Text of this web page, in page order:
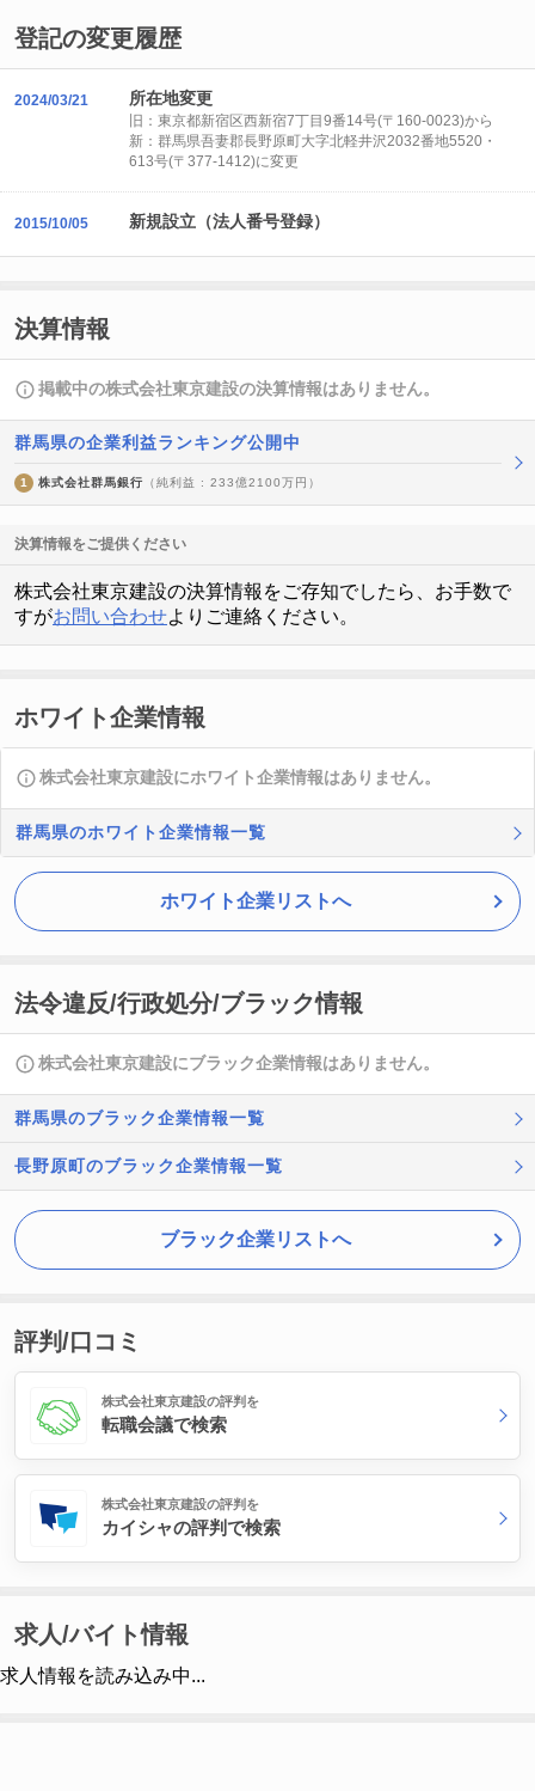
登記の変更履歴
2024/03/21 所在地変更
旧：東京都新宿区西新宿7丁目9番14号(〒160-0023)から
新：群馬県吾妻郡長野原町大字北軽井沢2032番地5520・
613号(〒377-1412)に変更
2015/10/05 新規設立（法人番号登録）
決算情報
掲載中の株式会社東京建設の決算情報はありません。
群馬県の企業利益ランキング公開中
1 株式会社群馬銀行 （純利益 : 233億2100万円）
決算情報をご提供ください
株式会社東京建設の決算情報をご存知でしたら、お手数で
すがお問い合わせよりご連絡ください。
ホワイト企業情報
株式会社東京建設にホワイト企業情報はありません。
群馬県のホワイト企業情報一覧
ホワイト企業リストへ
法令違反/行政処分/ブラック情報
株式会社東京建設にブラック企業情報はありません。
群馬県のブラック企業情報一覧
長野原町のブラック企業情報一覧
ブラック企業リストへ
評判/口コミ
株式会社東京建設の評判を
転職会議で検索
株式会社東京建設の評判を
カイシャの評判で検索
求人/バイト情報
求人情報を読み込み中...